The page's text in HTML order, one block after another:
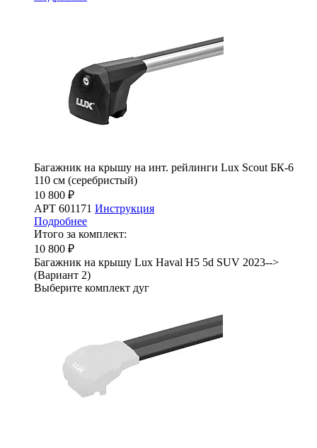
Багажник на крышу на инт. рейлинги Lux Scout БК-6
110 см (серебристый)
10 800 ₽
АРТ 601171 Инструкция
Подробнее
Итого за комплект:
10 800 ₽
Багажник на крышу Lux Haval H5 5d SUV 2023-->
(Вариант 2)
Выберите комплект дуг